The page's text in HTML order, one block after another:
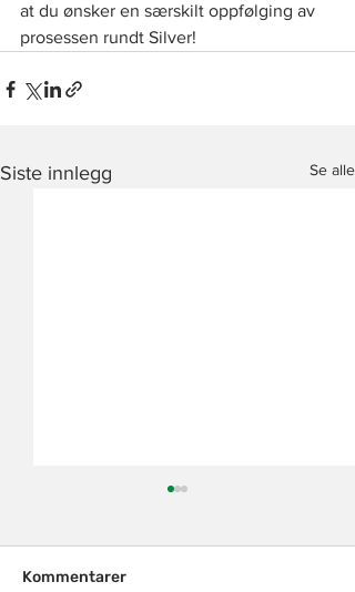
at du ønsker en særskilt oppfølging av
prosessen rundt Silver!
Siste innlegg Se alle
Kommentarer